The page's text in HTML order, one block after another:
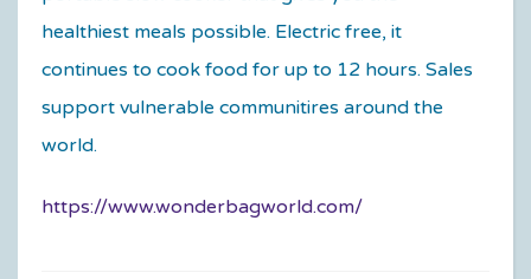
healthiest meals possible. Electric free, it
continues to cook food for up to 12 hours. Sales
support vulnerable communitires around the
world.
https://www.wonderbagworld.com/